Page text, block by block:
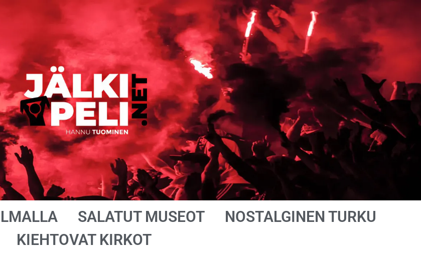
SALATUT MUSEOT
NOSTALGINEN TURKU
KIEHTOVAT KIRKOT